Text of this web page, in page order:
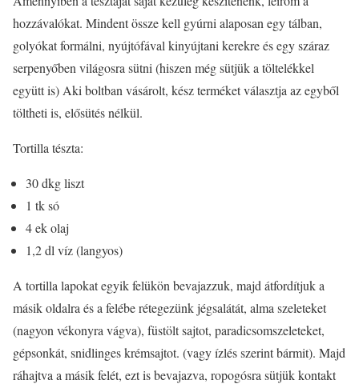
hozzávalókat. Mindent össze kell gyúrni alaposan egy tálban,
golyókat formálni, nyújtófával kinyújtani kerekre és egy száraz
serpenyőben világosra sütni (hiszen még sütjük a töltelékkel
együtt is) Aki boltban vásárolt, kész terméket választja az egyből
töltheti is, elősütés nélkül.
Tortilla tészta:
30 dkg liszt
1 tk só
4 ek olaj
1,2 dl víz (langyos)
A tortilla lapokat egyik felükön bevajazzuk, majd átfordítjuk a
másik oldalra és a felébe rétegezünk jégsalátát, alma szeleteket
(nagyon vékonyra vágva), füstölt sajtot, paradicsomszeleteket,
gépsonkát, snidlinges krémsajtot. (vagy ízlés szerint bármit). Majd
ráhajtva a másik felét, ezt is bevajazva, ropogósra sütjük kontakt